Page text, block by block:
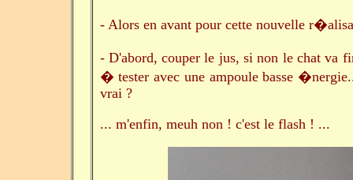
- Alors en avant pour cette nouvelle
- D'abord, couper le jus, si non le chat
� tester avec une ampoule basse
vrai ?
... m'enfin, meuh non ! c'est le flash ! ...